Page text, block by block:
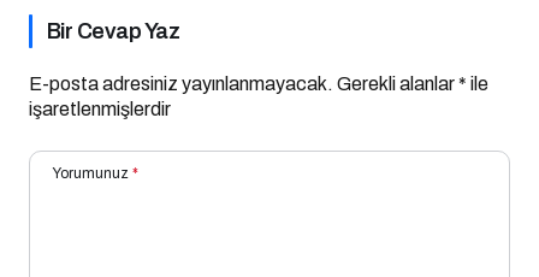
Bir Cevap Yaz
E-posta adresiniz yayınlanmayacak. Gerekli alanlar* ile
işaretlenmişlerdir
Yorumunuz *